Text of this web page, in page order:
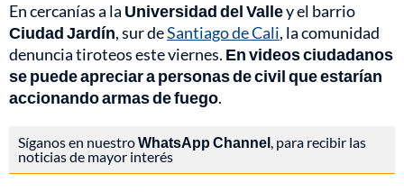
En cercanías a la Universidad del Valley el barrio
Ciudad Jardín, sur deSantiago de Cali, la comunidad
denuncia tiroteos este viernes. En videos ciudadanos
se puede apreciar a personas de civil que estarían
accionando armas de fuego.
Síganos en nuestroWhatsApp Channel, para recibir las
noticias de mayor interés